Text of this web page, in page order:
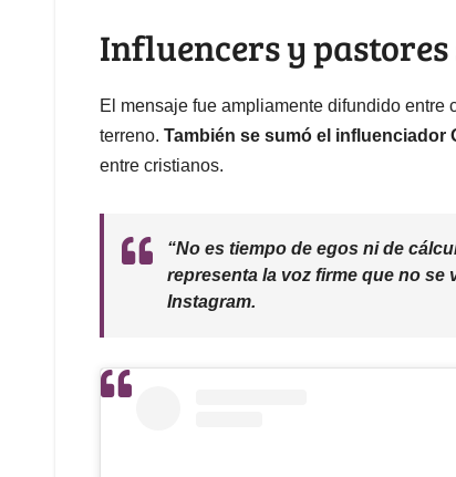
Influencers y pastores
El mensaje fue ampliamente difundido
terreno. También se sumó el influenciador
entre cristianos.
“No es tiempo de egos ni de
representa la voz firme que no se
Instagram.